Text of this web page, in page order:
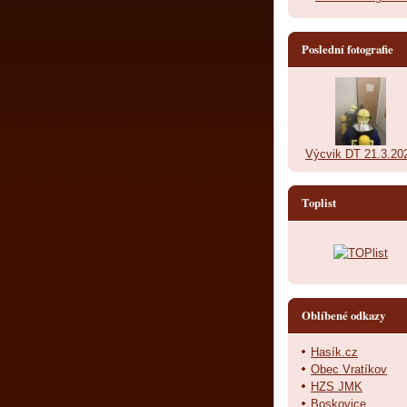
Poslední fotografie
Výcvik DT
Toplist
Oblíbené odkazy
Hasík.cz
Obec Vratíkov
HZS JMK
Boskovice